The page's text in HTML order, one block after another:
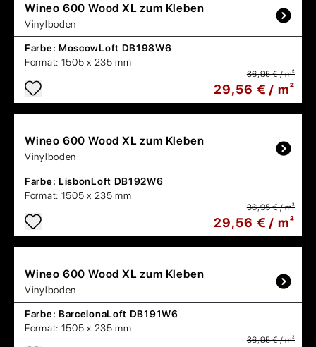
Wineo 600 Wood XL zum Kleben
Vinylboden
Farbe: MoscowLoft DB198W6
Format: 1505 x 235 mm
36,95 € / m²
29,56 € / m²
Wineo 600 Wood XL zum Kleben
Vinylboden
Farbe: LisbonLoft DB192W6
Format: 1505 x 235 mm
36,95 € / m²
29,56 € / m²
Wineo 600 Wood XL zum Kleben
Vinylboden
Farbe: BarcelonaLoft DB191W6
Format: 1505 x 235 mm
36,95 € / m²